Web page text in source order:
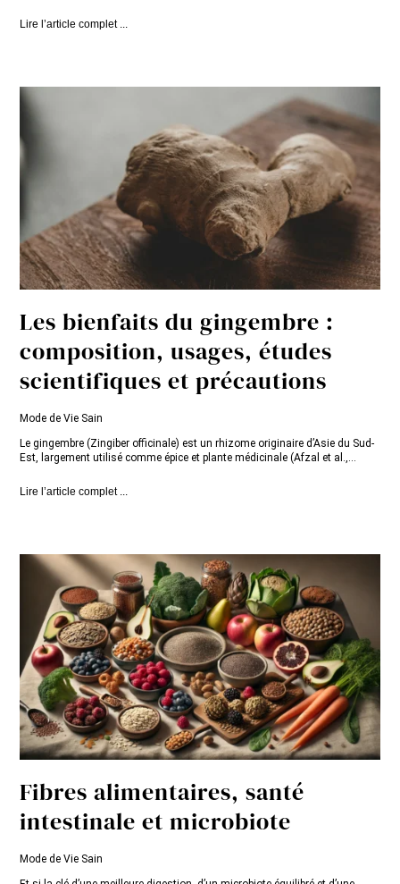
Lire l’article complet ...
Les bienfaits du gingembre :
composition, usages, études
scientifiques et précautions
Mode de Vie Sain
Le gingembre (Zingiber officinale) est un rhizome originaire d’Asie du Sud-
Est, largement utilisé comme épice et plante médicinale (Afzal et al.,...
Lire l’article complet ...
Fibres alimentaires, santé
intestinale et microbiote
Mode de Vie Sain